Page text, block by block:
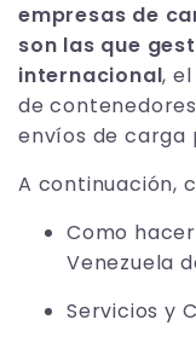
empresas de
son las que
internacional,
de
envíos de carga
A continuación,
Como
Venezuela
Servicios y